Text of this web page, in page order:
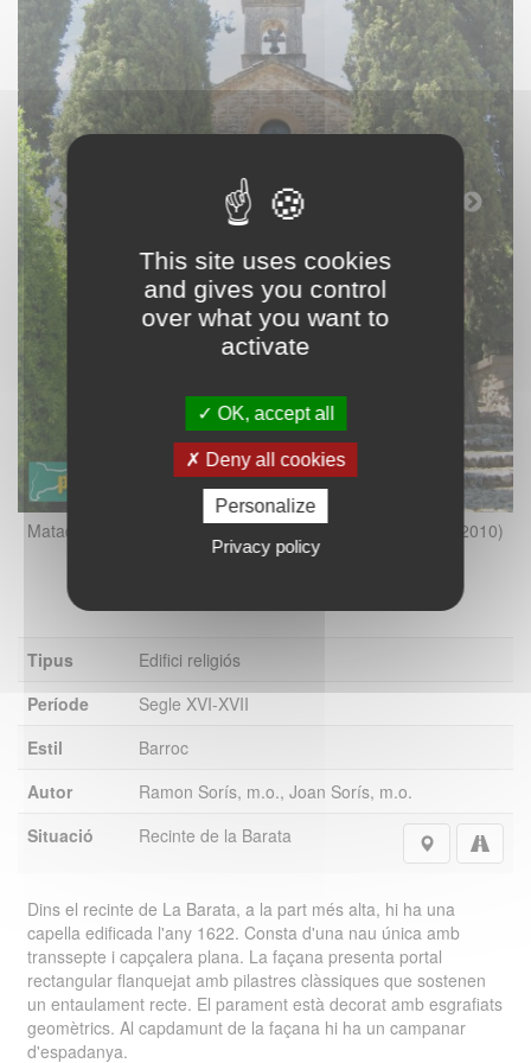
Matadepera - Capella de Sant Roc (Foto: Albert Esteves, 2010)
Tipus
Edifici religiós
Període
Segle XVI-XVII
Estil
Barroc
Autor
Ramon Sorís, m.o., Joan Sorís, m.o.
Situació
Recinte de la Barata
Dins el recinte de La Barata, a la part més alta, hi ha una
capella edificada l'any 1622. Consta d'una nau única amb
transsepte i capçalera plana. La façana presenta portal
rectangular flanquejat amb pilastres clàssiques que sostenen
un entaulament recte. El parament està decorat amb esgrafiats
geomètrics. Al capdamunt de la façana hi ha un campanar
d'espadanya.
This site uses cookies
and gives you control
over what you want to
activate
OK, accept all
Deny all cookies
Personalize
Privacy policy